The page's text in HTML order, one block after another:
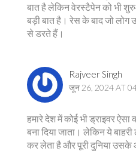
बात है लेकिन वेरस्टैपेन को भी
बड़ी बात है। रेस के बाद जो लोग
से डरते हैं।
Rajveer Singh
जून 26, 2024 AT
हमारे देश में कोई भी ड्राइवर ऐसा
बना दिया जाता। लेकिन ये
कर लेता है और पूरी दुनिया उसके